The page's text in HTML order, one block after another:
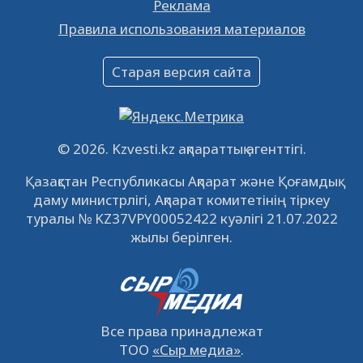
16.12.2022 61061
Объявление
09.12.2022
Свободные рабочие места
встречу с инвесторами в Кызылорде 22
ноября
21.11.2022 14951 0
© 2026. Kzvesti.kz ақпараттық агенттігі.
Қазақстан Республикасы Ақпарат және Қоғамдық
даму министрлігі, Ақпарат комитетінің тіркеу
туралы № KZ37VPY00052422 куәлігі 21.07.2022
жылы берілген.
Все права принадлежат
ТОО «Сыр медиа».
Реклама
Правила использования материалов
Старая версия сайта